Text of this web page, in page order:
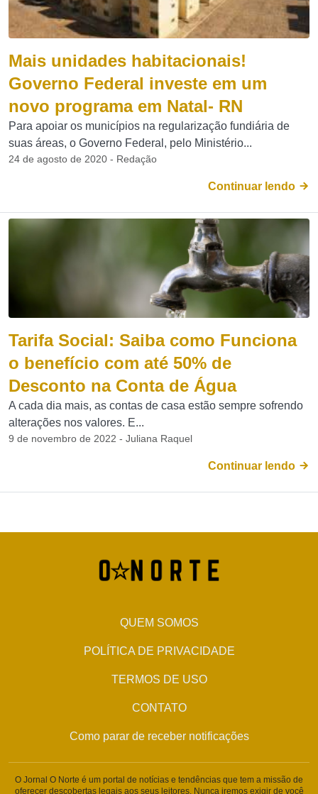
Mais unidades habitacionais!
Governo Federal investe em um
novo programa em Natal- RN
Para apoiar os municípios na regularização fundiária de
suas áreas, o Governo Federal, pelo Ministério...
24 de agosto de 2020 - Redação
Continuar lendo
Tarifa Social: Saiba como Funciona
o benefício com até 50% de
Desconto na Conta de Água
A cada dia mais, as contas de casa estão sempre sofrendo
alterações nos valores. E...
9 de novembro de 2022 - Juliana Raquel
Continuar lendo
QUEM SOMOS
POLÍTICA DE PRIVACIDADE
TERMOS DE USO
CONTATO
Como parar de receber notificações
O Jornal O Norte é um portal de notícias e tendências que tem a missão de
oferecer descobertas legais aos seus leitores. Nunca iremos exigir de você